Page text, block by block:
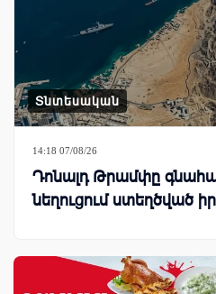
Տնտեսական
14:18 07/08/26
Դոնալդ Թրամփը
նեղուցում ստեղծված